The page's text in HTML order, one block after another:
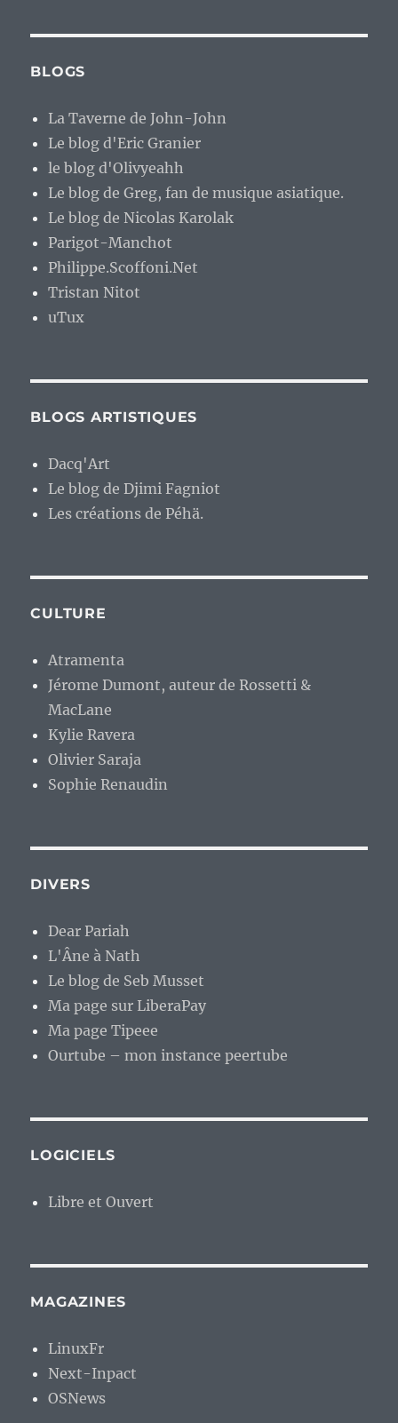
BLOGS
La Taverne de John-John
Le blog d'Eric Granier
le blog d'Olivyeahh
Le blog de Greg, fan de musique asiatique.
Le blog de Nicolas Karolak
Parigot-Manchot
Philippe.Scoffoni.Net
Tristan Nitot
uTux
BLOGS ARTISTIQUES
Dacq'Art
Le blog de Djimi Fagniot
Les créations de Péhä.
CULTURE
Atramenta
Jérome Dumont, auteur de Rossetti &
MacLane
Kylie Ravera
Olivier Saraja
Sophie Renaudin
DIVERS
Dear Pariah
L'Âne à Nath
Le blog de Seb Musset
Ma page sur LiberaPay
Ma page Tipeee
Ourtube – mon instance peertube
LOGICIELS
Libre et Ouvert
MAGAZINES
LinuxFr
Next-Inpact
OSNews